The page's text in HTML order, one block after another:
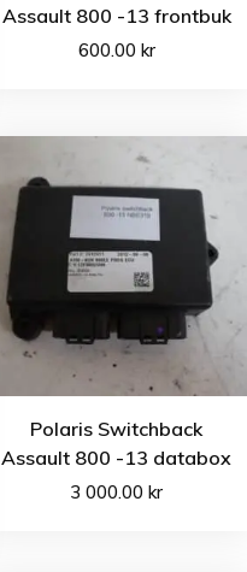
Assault 800 -13 frontbuk
600.00 kr
Polaris Switchback
Assault 800 -13 databox
3 000.00kr